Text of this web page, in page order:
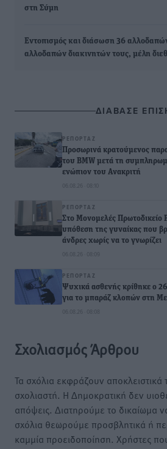
στη Σύμη
Εντοπισμός και διάσωση 36
αλλοδαπών διακινητών τους, μέλη
ΔΙΑΒΑΣΕ
ΡΕΠΟΡΤΆΖ
Προσωρινά κρατούμενος
του BMW μετά τη
ενώπιον του Ανακριτή
06.08.26 · 08:10
ΡΕΠΟΡΤΆΖ
Στο Μονομελές
υπόθεση της γυναίκας που
άνδρες χωρίς να το γνωρίζει
06.08.26 · 08:09
ΡΕΠΟΡΤΆΖ
Ψυχικά ασθενής κρίθηκε ο
για το μπαράζ κλοπών στη
06.08.26 · 08:08
Σχολιασμός Άρθρου
Τα σχόλια εκφράζουν αποκλειστικά
σχολιαστή. Η Δημοκρατική δεν
απόψεις. Διατηρούμε το δικαίωμα
σχόλια θεωρούμε προσβλητικά ή
καμμία προειδοποίηση. Χρήστες